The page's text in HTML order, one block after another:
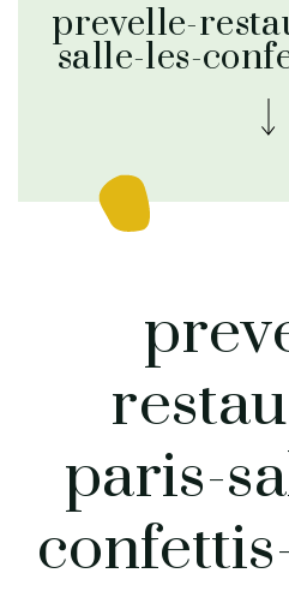
prevelle-
salle-les-
paris-